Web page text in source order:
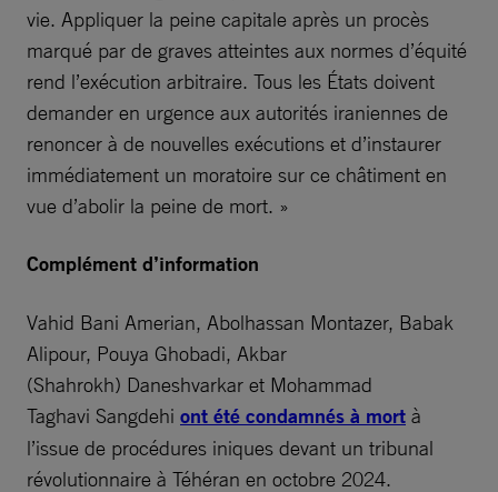
vie. Appliquer la peine capitale après un procès
marqué par de graves atteintes aux normes d’équité
rend l’exécution arbitraire. Tous les États doivent
demander en urgence aux autorités iraniennes de
renoncer à de nouvelles exécutions et d’instaurer
immédiatement un moratoire sur ce châtiment en
vue d’abolir la peine de mort. »
Complément d’information
Vahid Bani Amerian, Abolhassan Montazer, Babak
Alipour, Pouya Ghobadi, Akbar
(Shahrokh) Daneshvarkar et Mohammad
Taghavi Sangdehi ont été condamnés à mort à
l’issue de procédures iniques devant un tribunal
révolutionnaire à Téhéran en octobre 2024.